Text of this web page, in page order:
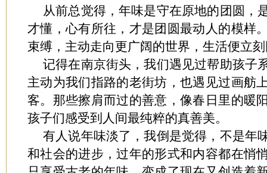
从前总觉得，年味是守在原地的团圆，
才懂，心有所往，才是团圆最动人的模样
束缚，主动走向更广阔的世界，生活便立
记得在南京街头，我们遇见过帮助孩子
主动为我们指路的老街坊，也遇见过画舫
客。那些擦肩而过的善意，像春日里的暖
孩子们感受到人间最纯粹的真善美。
有人说年味淡了，我倒是觉得，不是年
和社会的进步，过年的形式和内容都在悄